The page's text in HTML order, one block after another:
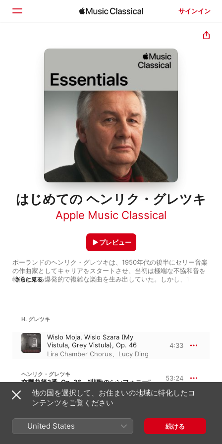
サインイン
ホーム
検索
はじめての ヘンリク・グレツキ
Apple Music Classical
ポーランドのヘンリク・グレツキは、1950年代の後半にセリー音楽
の作曲家としてキャリアをスタートさせ、当初は極端な不協和音を
特徴とする爆発的で複雑な楽曲を生み出していた。しかし、1970年
の作品の中には、ダークな雰囲気に包まれたドラマチックで長大な
る。また『Symphony No. 3』の録音はクラシックの枠を超えた大
ヒットとなり、1990年代の前半に作曲家の名前を広く知らしめた。
晩年まで作曲を続けたグレツキは、2010年に76歳で亡くなった。
さらに見る
プレビュー
H. グレツキ
Wislo Moja, Wislo Szara (My
Vistula, Grey Vistula), Op. 46
Lira Chamber Chorus、 Lucy Ding
4:33
ヘンリク・グレツキ
交響曲第3番, Op. 36、“悲歌のシンフォニー” 53:24
I. Lento - sostenuto tranquillo ma
cantabile
アップショウ、ロンドン・シンフォ
ニエッタ
II. Lento e Largo - tranquillissimo
他の国を選択して、お住まいの地域に特化したコ
ンテンツをご覧ください
United States 続ける